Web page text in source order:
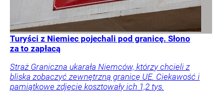
Turyści z Niemiec pojechali pod granicę. Słono
za to zapłacą
Straż Graniczna ukarała Niemców, którzy chcieli z
bliska zobaczyć zewnętrzną granicę UE. Ciekawość i
pamiątkowe zdjęcie kosztowały ich 1,2 tys.